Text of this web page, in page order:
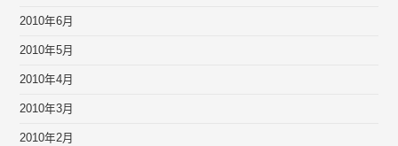
2010年6月
2010年5月
2010年4月
2010年3月
2010年2月